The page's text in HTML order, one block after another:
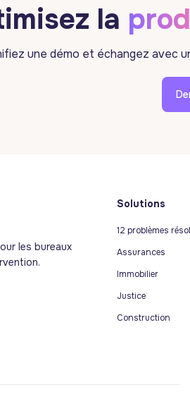
la
une démo et échangez avec
les bureaux
Solutions
12 problèmes
Assurances
Immobilier
Justice
Construction